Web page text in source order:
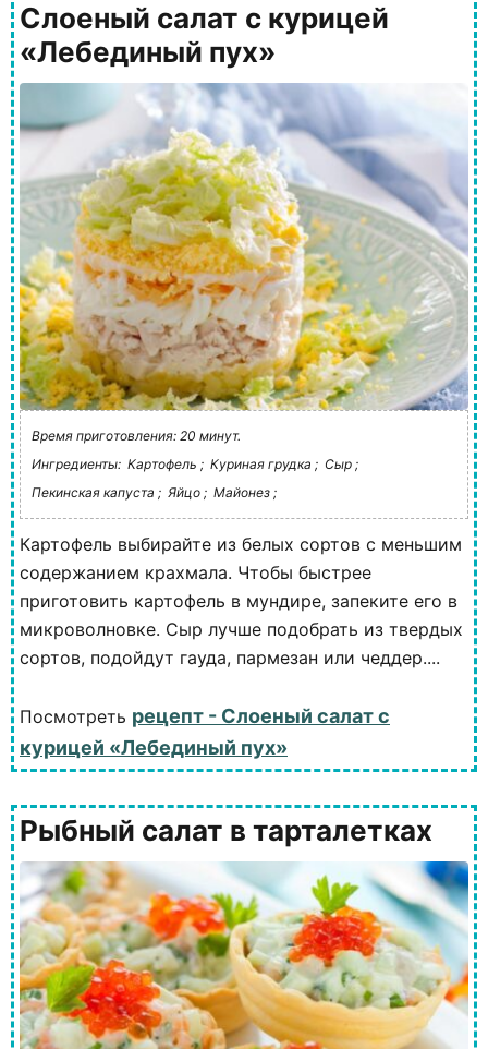
Слоеный салат с курицей
«Лебединый пух»
Время приготовления: 20 минут.
Ингредиенты: Картофель ; Куриная грудка ; Сыр ;
Пекинская капуста ; Яйцо ; Майонез ;
Картофель выбирайте из белых сортов с меньшим
содержанием крахмала. Чтобы быстрее
приготовить картофель в мундире, запеките его в
микроволновке. Сыр лучше подобрать из твердых
сортов, подойдут гауда, пармезан или чеддер....
Посмотреть рецепт - Слоеный салат с
курицей «Лебединый пух»
Рыбный салат в тарталетках